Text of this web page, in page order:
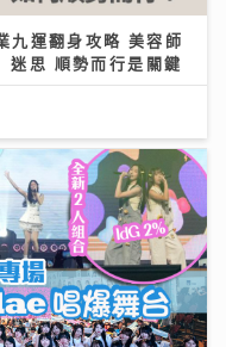
九運翻身攻略 美容師
迷思 順勢而行是關鍵